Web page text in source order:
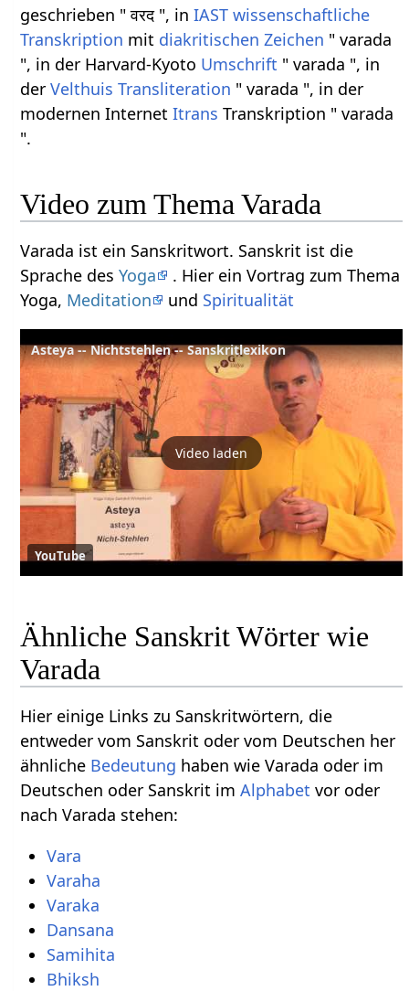
geschrieben " वरद ", inIAST wissenschaftliche
Transkription mit diakritischen Zeichen " varada
", in der Harvard-Kyoto Umschrift " varada ", in
derVelthuis Transliteration " varada ", in der
modernen InternetItrans Transkription " varada
".
Video zum Thema Varada
Varada ist ein Sanskritwort. Sanskrit ist die
Sprache desYoga
. Hier ein Vortrag zum Thema
Yoga, Meditation und Spiritualität
Asteya -- Nichtstehlen -- Sanskritlexikon
Video laden
YouTube
Ähnliche Sanskrit Wörter wie
Varada
Hier einige Links zu Sanskritwörtern, die
entweder vom Sanskrit oder vom Deutschen her
ähnliche Bedeutung haben wie Varada oder im
Deutschen oder Sanskrit imAlphabet vor oder
nach Varada stehen:
Vara
Varaha
Varaka
Dansana
Samihita
Bhiksh